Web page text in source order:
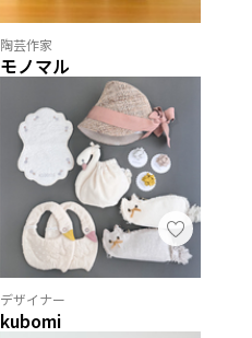
陶芸作家
モノマル
デザイナー
kubomi